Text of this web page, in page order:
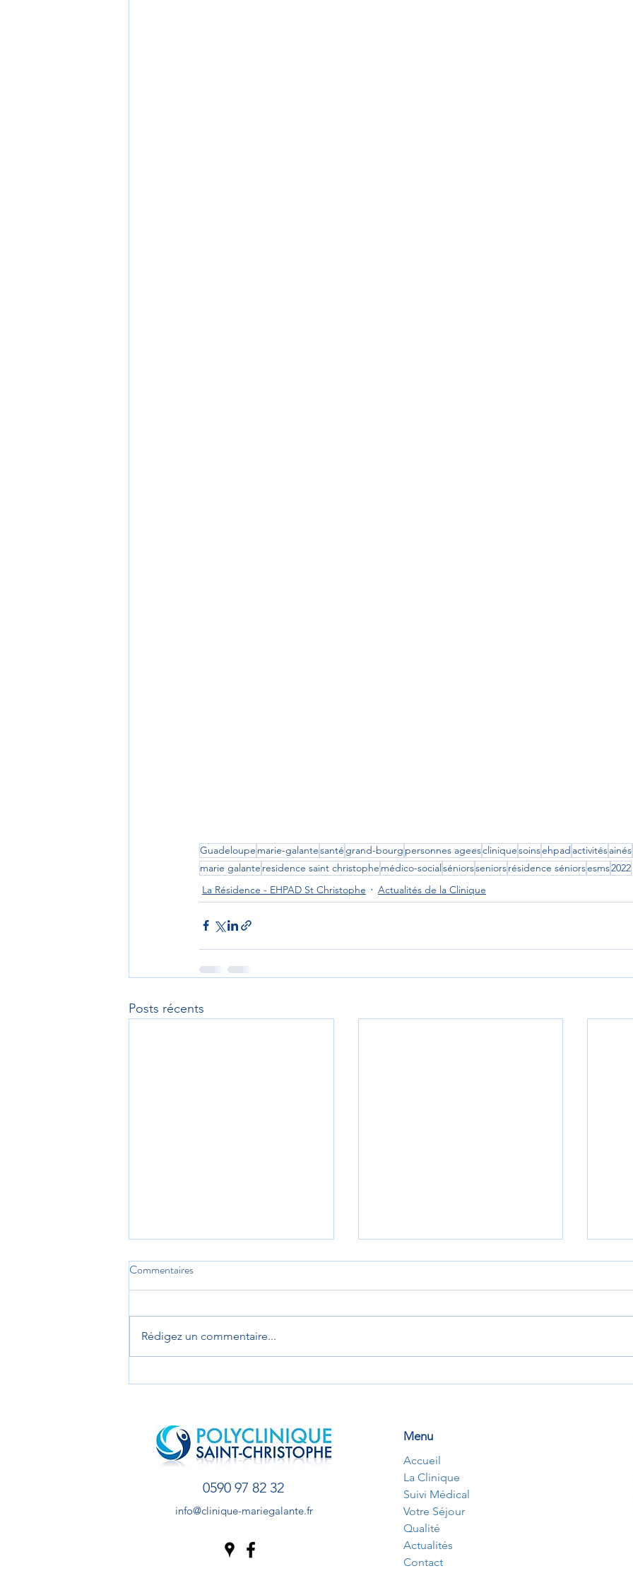
Guadeloupe marie-galantesanté grand-bourg personnes ageescliniquesoinsehpad activitésainés
marie galante residence saint christophe médico-socialséniorsseniorsrésidence séniorsesms2022
La Résidence - EHPAD St Christophe
Actualités de la Clinique
Posts récents
Visite d'évaluation - EHPAD la
impératifs définis par la HAS
MAG'ASP: Ateliers Lecture et
Nationales d’Action contre
l’Illettrisme (JNAI)
Commentaires
Rédigez un commentaire...
0590 97 82 32
info@clinique-mariegalante.fr
Menu
Accueil
La Clinique
Suivi Médical
Votre Séjour
Qualité
Actualités
Contact